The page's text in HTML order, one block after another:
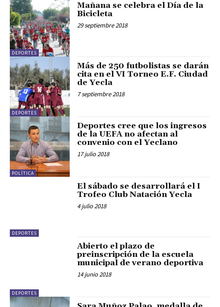
DEPORTES
Mañana se celebra el Día de la
Bicicleta
29 septiembre 2018
DEPORTES
Más de 250 futbolistas se darán
cita en el VI Torneo E.F. Ciudad
de Yecla
7 septiembre 2018
POLÍTICA
Deportes cree que los ingresos
de la UEFA no afectan al
convenio con el Yeclano
17 julio 2018
DEPORTES
El sábado se desarrollará el I
Trofeo Club Natación Yecla
4 julio 2018
DEPORTES
Abierto el plazo de
preinscripción de la escuela
municipal de verano deportiva
14 junio 2018